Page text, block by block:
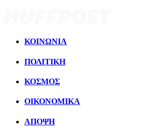
ΚΟΙΝΩΝΙΑ
ΠΟΛΙΤΙΚΗ
ΚΟΣΜΟΣ
ΟΙΚΟΝΟΜΙΚΑ
ΑΠΟΨΗ